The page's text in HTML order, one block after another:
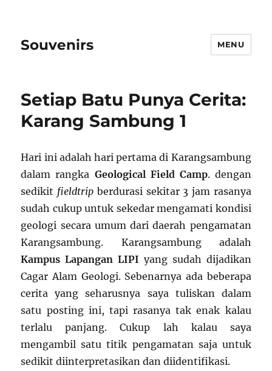
Souvenirs MENU
Setiap Batu Punya Cerita:
Karang Sambung 1
Hari ini adalah hari pertama di Karangsambung
dalam rangka Geological Field Camp. dengan
sedikit fieldtrip berdurasi sekitar 3 jam rasanya
sudah cukup untuk sekedar mengamati kondisi
geologi secara umum dari daerah pengamatan
Karangsambung. Karangsambung adalah
Kampus Lapangan LIPI yang sudah dijadikan
Cagar Alam Geologi. Sebenarnya ada beberapa
cerita yang seharusnya saya tuliskan dalam
satu posting ini, tapi rasanya tak enak kalau
terlalu panjang. Cukup lah kalau saya
mengambil satu titik pengamatan saja untuk
sedikit diinterpretasikan dan diidentifikasi.